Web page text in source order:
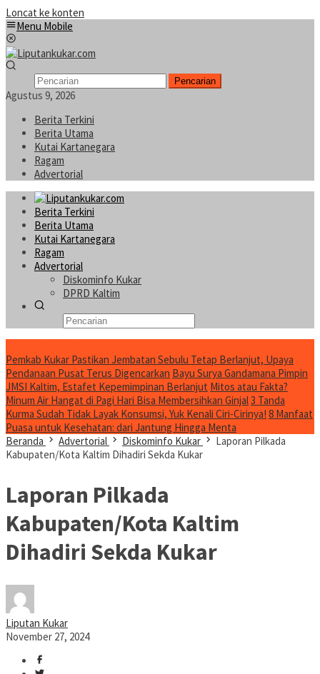
Loncat ke konten
Menu Mobile
Pencarian
Agustus 9, 2026
Berita Terkini
Berita Utama
Kutai Kartanegara
Ragam
Advertorial
Berita Terkini
Berita Utama
Kutai Kartanegara
Ragam
Advertorial
Diskominfo Kukar
DPRD Kaltim
Pemkab Kukar Pastikan Jembatan Sebulu Tetap Berlanjut, Upaya
Pendanaan Pusat Terus Digencarkan Bayu Surya Gandamana Pimpin
JMSI Kaltim, Estafet Kepemimpinan Berlanjut Mitos atau Fakta?
Minum Air Hangat di Pagi Hari Bisa Membersihkan Ginjal3 Tanda
Kurma Sudah Tidak Layak Konsumsi, Yuk Kenali Ciri-Cirinya! 8 Manfaat
Puasa untuk Kesehatan: dari Jantung Hingga Menta
Beranda
Advertorial Diskominfo Kukar
Laporan Pilkada
Kabupaten/Kota Kaltim Dihadiri Sekda Kukar
Laporan Pilkada
Kabupaten/Kota Kaltim
Dihadiri Sekda Kukar
Liputan Kukar
November 27, 2024